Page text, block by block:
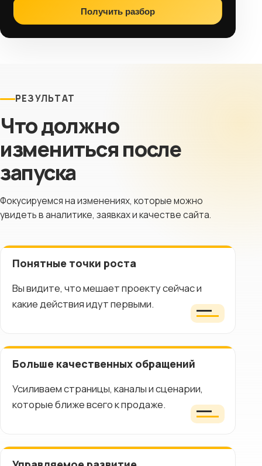
Получить разбор
РЕЗУЛЬТАТ
Что должно
измениться после
запуска
Фокусируемся на изменениях, которые можно
увидеть в аналитике, заявках и качестве сайта.
Понятные точки роста
Вы видите, что мешает проекту сейчас и
какие действия идут первыми.
Больше качественных обращений
Усиливаем страницы, каналы и сценарии,
которые ближе всего к продаже.